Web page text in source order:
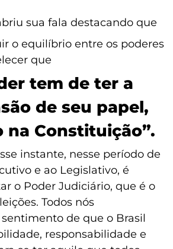
sua fala destacando que
o equilíbrio entre os poderes
que
tem de ter a
de seu papel,
na Constituição”.
instante, nesse período de
e ao Legislativo, é
o Poder Judiciário, que é o
Todos nós
de que o Brasil
responsabilidade e